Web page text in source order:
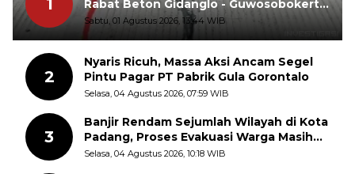
1
Rabat Beton Gidanglo - Guwosobokerto
Sudah Pecah
Sabtu, 01 Agustus 2026, 13:44 WIB
2
Nyaris Ricuh, Massa Aksi Ancam Segel
Pintu Pagar PT Pabrik Gula Gorontalo
Selasa, 04 Agustus 2026, 07:59 WIB
3
Banjir Rendam Sejumlah Wilayah di Kota
Padang, Proses Evakuasi Warga Masih
Berlangsung
Selasa, 04 Agustus 2026, 10:18 WIB